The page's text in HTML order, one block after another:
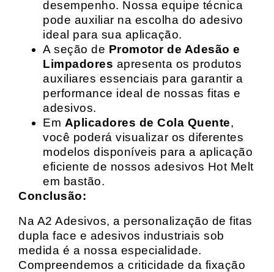
desempenho. Nossa equipe técnica
pode auxiliar na escolha do adesivo
ideal para sua aplicação.
A seção de Promotor de Adesão e
Limpadores apresenta os produtos
auxiliares essenciais para garantir a
performance ideal de nossas fitas e
adesivos.
Em Aplicadores de Cola Quente,
você poderá visualizar os diferentes
modelos disponíveis para a aplicação
eficiente de nossos adesivos Hot Melt
em bastão.
Conclusão:
Na A2 Adesivos, a personalização de fitas
dupla face e adesivos industriais sob
medida é a nossa especialidade.
Compreendemos a criticidade da fixação